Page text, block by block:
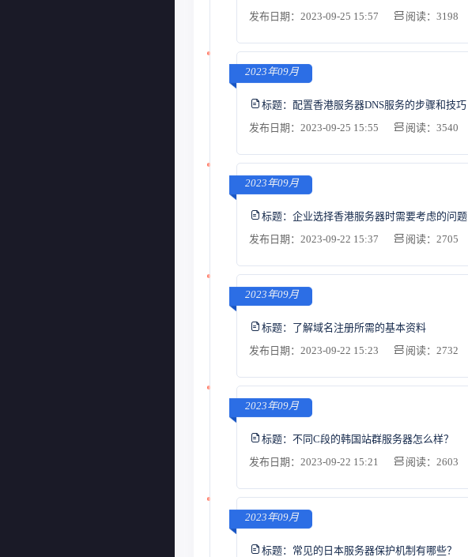
发布日期：2023-09-25 15:57
阅读：3198
2023年09月
标题： 配置香港服务器DNS服务的步骤和技巧
发布日期：2023-09-25 15:55
阅读：3540
2023年09月
标题： 企业选择香港服务器时需要考虑的问题
发布日期：2023-09-22 15:37
阅读：2705
2023年09月
标题： 了解域名注册所需的基本资料
发布日期：2023-09-22 15:23
阅读：2732
2023年09月
标题： 不同C段的韩国站群服务器怎么样？
发布日期：2023-09-22 15:21
阅读：2603
2023年09月
标题： 常见的日本服务器保护机制有哪些？